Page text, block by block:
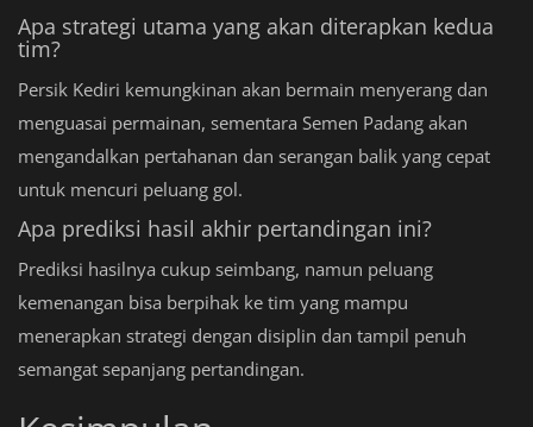
Apa strategi utama yang akan diterapkan kedua
tim?
Persik Kediri kemungkinan akan bermain menyerang dan
menguasai permainan, sementara Semen Padang akan
mengandalkan pertahanan dan serangan balik yang cepat
untuk mencuri peluang gol.
Apa prediksi hasil akhir pertandingan ini?
Prediksi hasilnya cukup seimbang, namun peluang
kemenangan bisa berpihak ke tim yang mampu
menerapkan strategi dengan disiplin dan tampil penuh
semangat sepanjang pertandingan.